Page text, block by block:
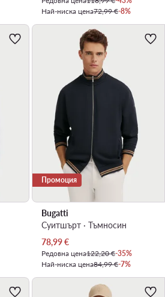
Най-ниска цена72,99 €-8%
Промоция
Bugatti
Суитшърт · Тъмносин
Актуална цена
78,99€
Редовна цена122,20 €-35%
Най-ниска цена84,99 €-7%